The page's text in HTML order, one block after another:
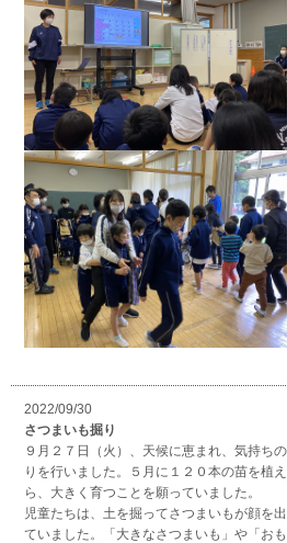
2022/09/30
さつまいも掘り
９月２７日（火）、天候に恵まれ、気持ち
りを行いました。５月に１２０本の苗を植
ら、大きく育つことを願っていました。
児童たちは、土を掘ってさつまいもが顔を
ていました。「大きなさつまいも」や「お